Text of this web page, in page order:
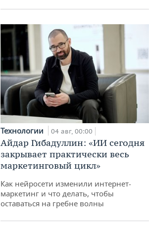
Технологии 04 авг, 00:00
Айдар Гибадуллин: «ИИ сегодня
закрывает практически весь
маркетинговый цикл»
Как нейросети изменили интернет-
маркетинг и что делать, чтобы
оставаться на гребне волны